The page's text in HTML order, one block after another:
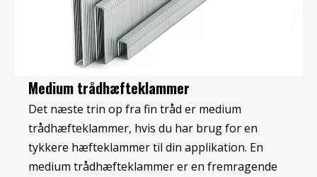
Medium trådhæfteklammer
Det næste trin op fra fin tråd er medium
trådhæfteklammer, hvis du har brug for en
tykkere hæfteklammer til din applikation. En
medium trådhæfteklammer er en fremragende